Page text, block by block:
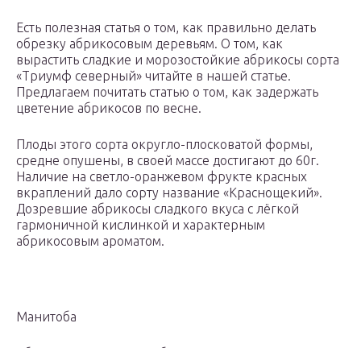
Есть полезная статья о том, как правильно делать
обрезку абрикосовым деревьям. О том, как
вырастить сладкие и морозостойкие абрикосы сорта
«Триумф северный» читайте в нашей статье.
Предлагаем почитать статью о том, как задержать
цветение абрикосов по весне.
Плоды этого сорта округло-плосковатой формы,
средне опушены, в своей массе достигают до 60г.
Наличие на светло-оранжевом фрукте красных
вкраплений дало сорту название «Краснощекий».
Дозревшие абрикосы сладкого вкуса с лёгкой
гармоничной кислинкой и характерным
абрикосовым ароматом.
Манитоба